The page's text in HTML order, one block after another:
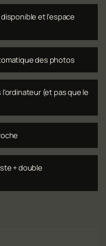
et l'espace
des photos
(et pas que le
+ double